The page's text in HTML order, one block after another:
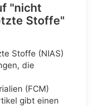
"nicht
Stoffe"
Stoffe (NIAS)
die
(FCM)
gibt einen